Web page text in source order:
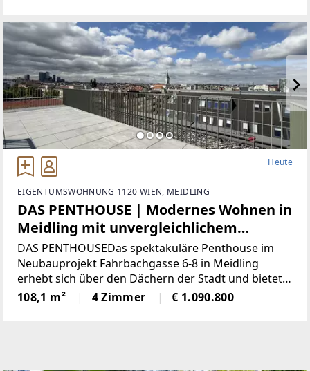
Heute
EIGENTUMSWOHNUNG 1120 WIEN, MEIDLING
DAS PENTHOUSE | Modernes Wohnen in
Meidling mit unvergleichlichem
Panoramablick!
DAS PENTHOUSEDas spektakuläre Penthouse im
Neubauprojekt Fahrbachgasse 6-8 in Meidling
erhebt sich über den Dächern der Stadt und bietet
ein unvergleichliches Wohngefühl für
anspruchsvolle Bewohner. Vereint mit seiner
108,1 m² 4 Zimmer € 1.090.800